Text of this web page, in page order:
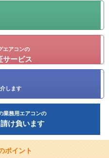
エアコンの
サービス
します
業務用エアコンの
け負います
ポイント